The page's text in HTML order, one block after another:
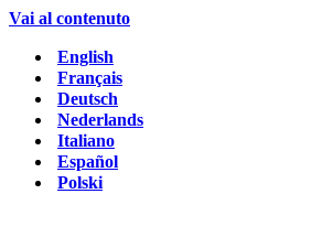
Vai al contenuto
English
Français
Deutsch
Nederlands
Italiano
Español
Polski